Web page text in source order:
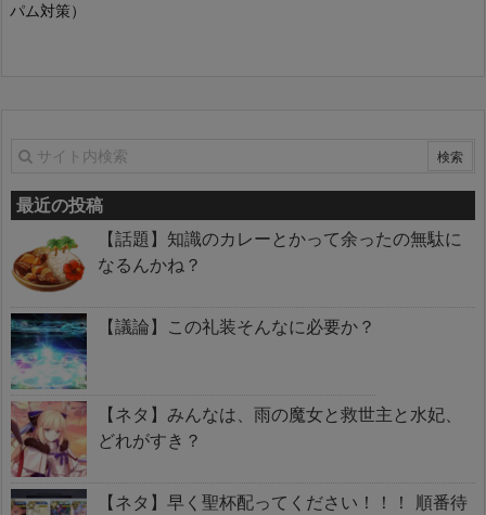
パム対策）
最近の投稿
【話題】知識のカレーとかって余ったの無駄に
なるんかね？
【議論】この礼装そんなに必要か？
【ネタ】みんなは、雨の魔女と救世主と水妃、
どれがすき？
【ネタ】早く聖杯配ってください！！！ 順番待